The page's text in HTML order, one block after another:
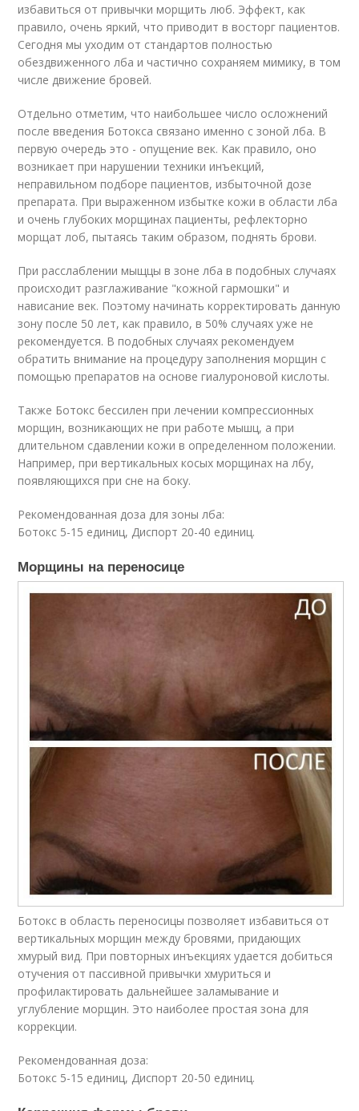
избавиться от привычки морщить люб. Эффект, как
правило, очень яркий, что приводит в восторг пациентов.
Сегодня мы уходим от стандартов полностью
обездвиженного лба и частично сохраняем мимику, в том
числе движение бровей.
Отдельно отметим, что наибольшее число осложнений
после введения Ботокса связано именно с зоной лба. В
первую очередь это - опущение век. Как правило, оно
возникает при нарушении техники инъекций,
неправильном подборе пациентов, избыточной дозе
препарата. При выраженном избытке кожи в области лба
и очень глубоких морщинах пациенты, рефлекторно
морщат лоб, пытаясь таким образом, поднять брови.
При расслаблении мыщцы в зоне лба в подобных случаях
происходит разглаживание "кожной гармошки" и
нависание век. Поэтому начинать корректировать данную
зону после 50 лет, как правило, в 50% случаях уже не
рекомендуется. В подобных случаях рекомендуем
обратить внимание на процедуру заполнения морщин с
помощью препаратов на основе гиалуроновой кислоты.
Также Ботокс бессилен при лечении компрессионных
морщин, возникающих не при работе мышц, а при
длительном сдавлении кожи в определенном положении.
Например, при вертикальных косых морщинах на лбу,
появляющихся при сне на боку.
Рекомендованная доза для зоны лба:
Ботокс 5-15 единиц, Диспорт 20-40 единиц.
Морщины на переносице
Ботокс в область переносицы позволяет избавиться от
вертикальных морщин между бровями, придающих
хмурый вид. При повторных инъекциях удается добиться
отучения от пассивной привычки хмуриться и
профилактировать дальнейшее заламывание и
углубление морщин. Это наиболее простая зона для
коррекции.
Рекомендованная доза:
Ботокс 5-15 единиц, Диспорт 20-50 единиц.